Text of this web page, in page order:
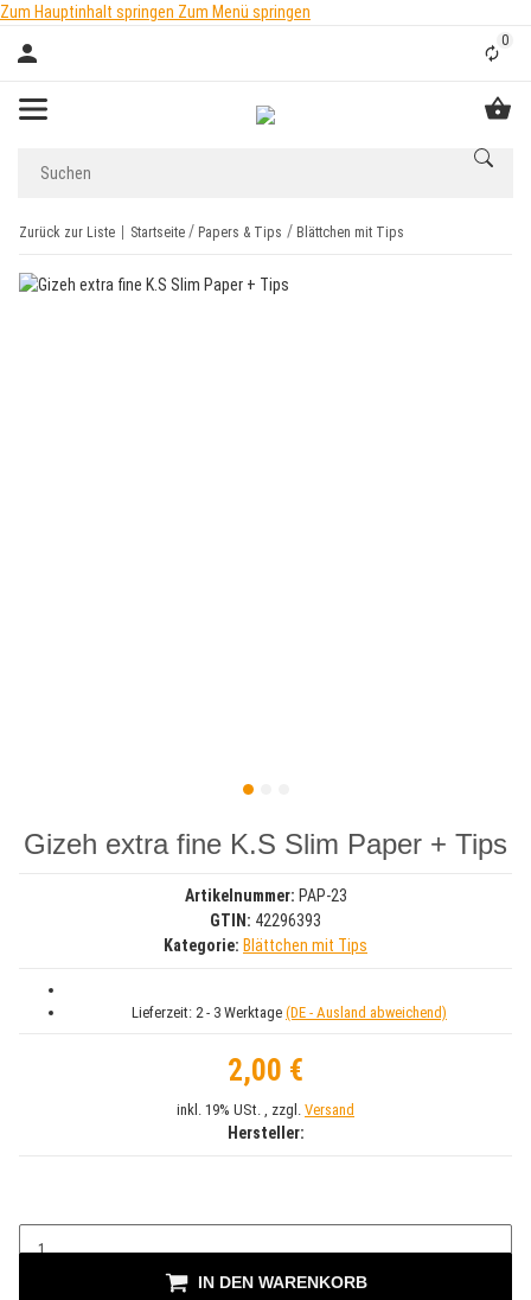
Zum Hauptinhalt springen Zum Menü springen
0
Zurück zur Liste Startseite Papers & Tips Blättchen mit Tips
Gizeh extra fine K.S Slim Paper + Tips
Artikelnummer: PAP-23
GTIN: 42296393
Kategorie: Blättchen mit Tips
Lieferzeit: 2 - 3 Werktage (DE - Ausland abweichend)
2,00 €
inkl. 19% USt. , zzgl. Versand
Hersteller:
IN DEN WARENKORB